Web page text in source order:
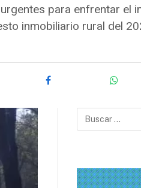
para enfrentar el
inmobiliario rural del